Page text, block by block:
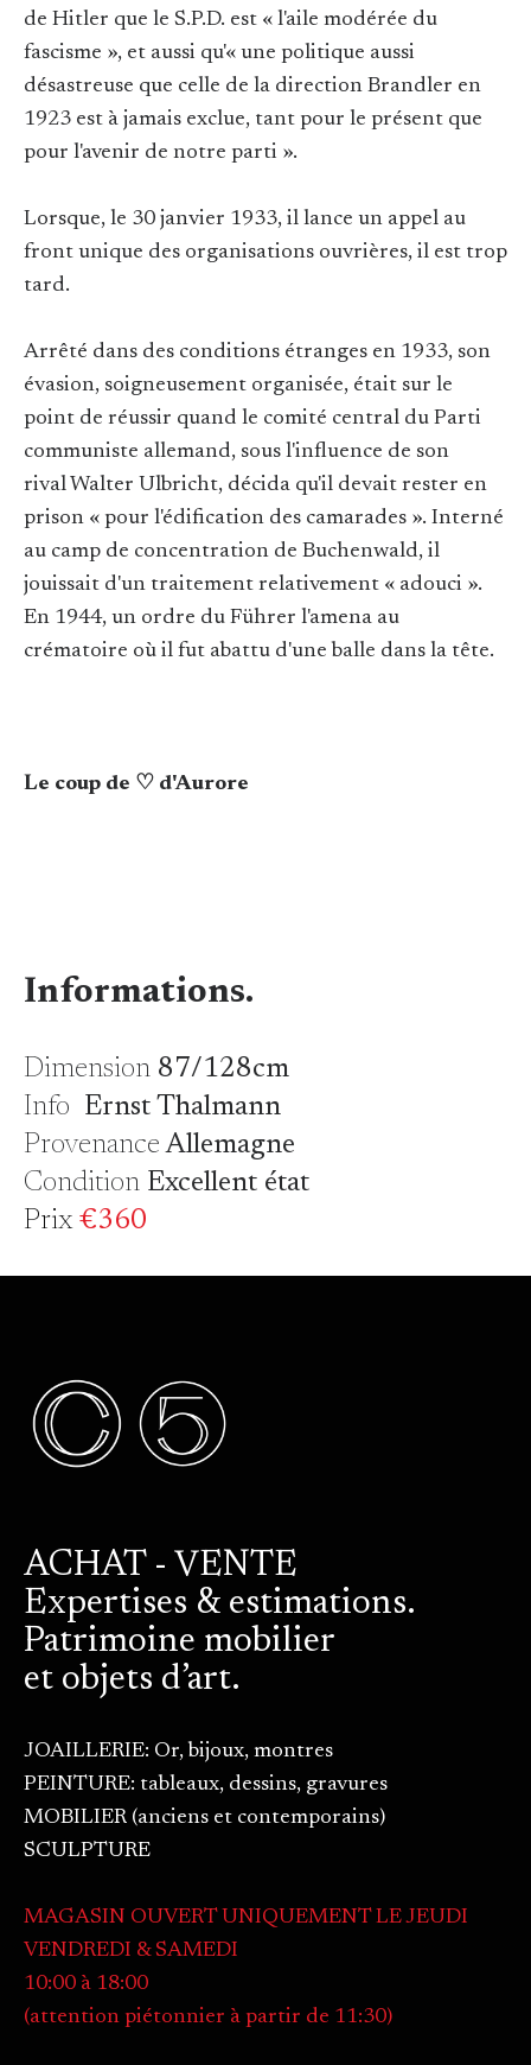
de Hitler que le S.P.D. est « l'aile modérée du
fascisme », et aussi qu'« une politique aussi
désastreuse que celle de la direction Brandler en
1923 est à jamais exclue, tant pour le présent que
pour l'avenir de notre parti ».
Lorsque, le 30 janvier 1933, il lance un appel au
front unique des organisations ouvrières, il est trop
tard.
Arrêté dans des conditions étranges en 1933, son
évasion, soigneusement organisée, était sur le
point de réussir quand le comité central du Parti
communiste allemand, sous l'influence de son
rival Walter Ulbricht, décida qu'il devait rester en
prison « pour l'édification des camarades ». Interné
au camp de concentration de Buchenwald, il
jouissait d'un traitement relativement « adouci ».
En 1944, un ordre du Führer l'amena au
crématoire où il fut abattu d'une balle dans la tête.
Le coup de ♡ d'Aurore
Informations.
Dimension87/128cm
Info Ernst Thalmann
Provenance Allemagne
Condition Excellent état
Prix€360
ACHAT - VENTE
Expertises & estimations.
Patrimoine mobilier
et objets d’art.
JOAILLERIE: Or, bijoux, montres
PEINTURE: tableaux, dessins, gravures
MOBILIER (anciens et contemporains)
SCULPTURE
MAGASIN OUVERT UNIQUEMENT LE JEUDI
VENDREDI & SAMEDI
10:00 à 18:00
(attention piétonnier à partir de 11:30)